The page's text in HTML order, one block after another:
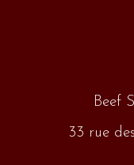
Beef
33 rue